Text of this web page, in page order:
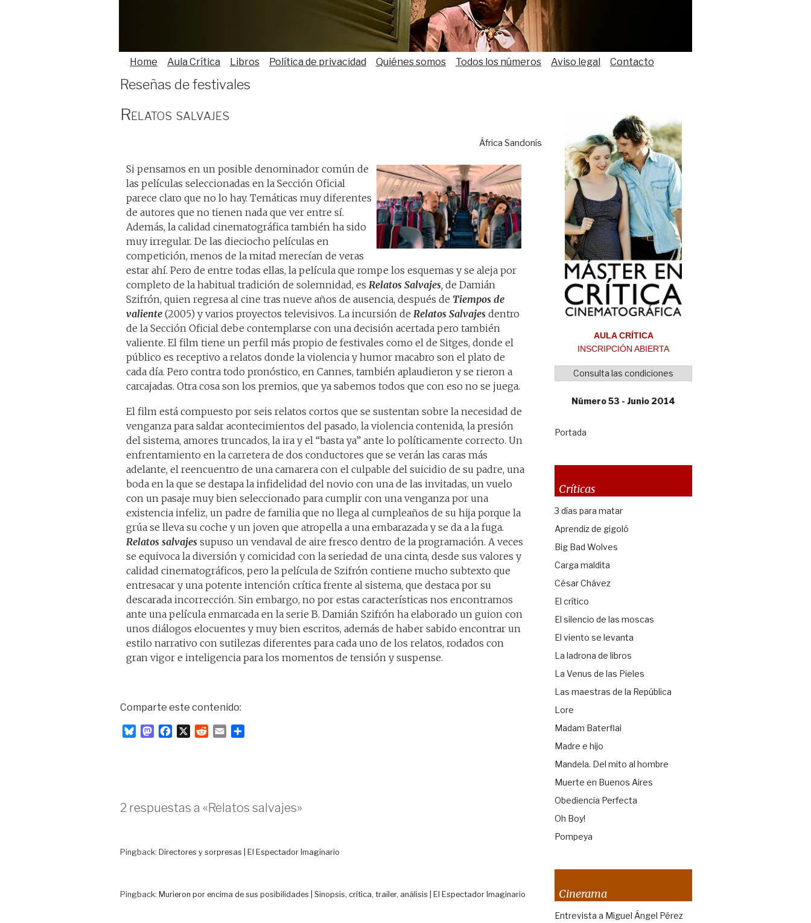
Home Aula Crítica Libros Política de privacidad Quiénes somos Todos los números Aviso legal Contacto
Reseñas de festivales
Relatos salvajes
África Sandonís
Si pensamos en un posible denominador común de
las películas seleccionadas en la Sección Oficial
parece claro que no lo hay. Temáticas muy diferentes
de autores que no tienen nada que ver entre sí.
Además, la calidad cinematográfica también ha sido
muy irregular. De las dieciocho películas en
competición, menos de la mitad merecían de veras
estar ahí. Pero de entre todas ellas, la película que rompe los esquemas y se aleja por
completo de la habitual tradición de solemnidad, es Relatos Salvajes, de Damián
Szifrón, quien regresa al cine tras nueve años de ausencia, después de Tiempos de
valiente (2005) y varios proyectos televisivos. La incursión de Relatos Salvajes dentro
de la Sección Oficial debe contemplarse con una decisión acertada pero también
valiente. El film tiene un perfil más propio de festivales como el de Sitges, donde el
público es receptivo a relatos donde la violencia y humor macabro son el plato de
cada día. Pero contra todo pronóstico, en Cannes, también aplaudieron y se rieron a
carcajadas. Otra cosa son los premios, que ya sabemos todos que con eso no se juega.
El film está compuesto por seis relatos cortos que se sustentan sobre la necesidad de
venganza para saldar acontecimientos del pasado, la violencia contenida, la presión
del sistema, amores truncados, la ira y el “basta ya” ante lo políticamente correcto. Un
enfrentamiento en la carretera de dos conductores que se verán las caras más
adelante, el reencuentro de una camarera con el culpable del suicidio de su padre, una
boda en la que se destapa la infidelidad del novio con una de las invitadas, un vuelo
con un pasaje muy bien seleccionado para cumplir con una venganza por una
existencia infeliz, un padre de familia que no llega al cumpleaños de su hija porque la
grúa se lleva su coche y un joven que atropella a una embarazada y se da a la fuga.
Relatos salvajes supuso un vendaval de aire fresco dentro de la programación. A veces
se equivoca la diversión y comicidad con la seriedad de una cinta, desde sus valores y
calidad cinematográficos, pero la película de Szifrón contiene mucho subtexto que
entresacar y una potente intención crítica frente al sistema, que destaca por su
descarada incorrección. Sin embargo, no por estas características nos encontramos
ante una película enmarcada en la serie B. Damián Szifrón ha elaborado un guion con
unos diálogos elocuentes y muy bien escritos, además de haber sabido encontrar un
estilo narrativo con sutilezas diferentes para cada uno de los relatos, rodados con
gran vigor e inteligencia para los momentos de tensión y suspense.
Comparte este contenido:
y
M
o
o
X
t
2 respuestas a «Relatos salvajes»
Pingback: Directores y sorpresas | El Espectador Imaginario
Pingback: Murieron por encima de sus posibilidades | Sinopsis, crítica, trailer, análisis | El Espectador Imaginario
AULA CRÍTICA
INSCRIPCIÓN ABIERTA
Consulta las condiciones
Número 53 - Junio 2014
Portada
Críticas
3 días para matar
Aprendiz de gigoló
Big Bad Wolves
Carga maldita
César Chávez
El crítico
El silencio de las moscas
El viento se levanta
La ladrona de libros
La Venus de las Pieles
Las maestras de la República
Lore
Madam Baterflai
Madre e hijo
Mandela. Del mito al hombre
Muerte en Buenos Aires
Obediencia Perfecta
Oh Boy!
Pompeya
Cinerama
Entrevista a Miguel Ángel Pérez